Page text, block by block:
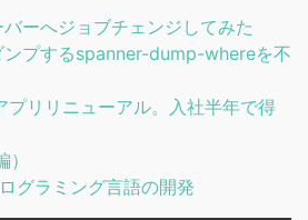
ーへジョブチェンジしてみた
ンプするspanner-dump-whereを不
プリリニューアル。入社半年で得
グラミング言語の開発